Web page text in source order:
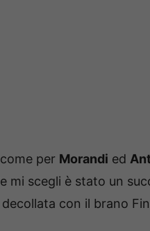
per Morandi ed
mi scegli è stato un
decollata con il brano